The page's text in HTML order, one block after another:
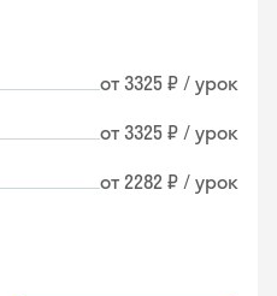
от 3325 ₽ / урок
от 3325 ₽ / урок
от 2282 ₽ / урок